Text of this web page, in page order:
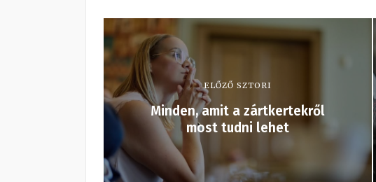
ELŐZŐ SZTORI
Minden, amit a zártkertekről
most tudni lehet